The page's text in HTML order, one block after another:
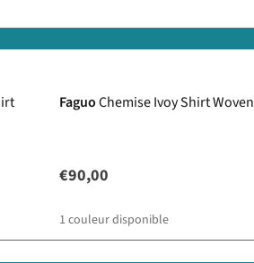
FaguoChemise Ivoy Shirt Woven
€90,00
1 couleur disponible